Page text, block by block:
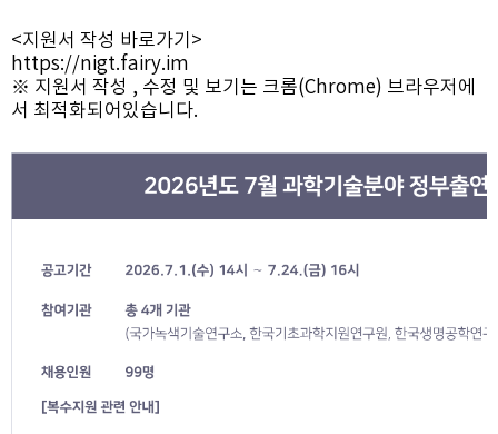
<지원서 작성 바로가기>
https://nigt.fairy.im
※ 지원서 작성 , 수정 및 보기는 크롬(Chrome) 브라우저에
서 최적화되어있습니다.